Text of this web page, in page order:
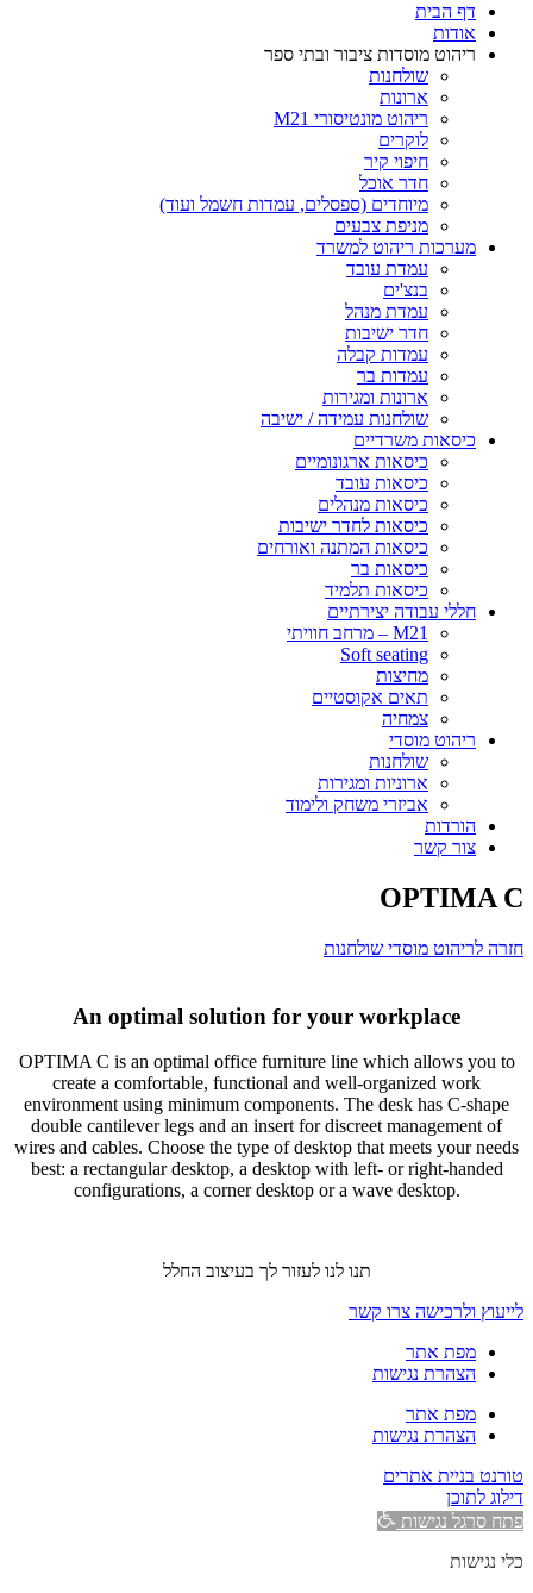
דף הבית
אודות
ריהוט מוסדות ציבור ובתי ספר
שולחנות
ארונות
ריהוט מונטיסורי M21
לוקרים
חיפוי קיר
חדר אוכל
מיוחדים (ספסלים, עמדות חשמל ועוד)
מניפת צבעים
מערכות ריהוט למשרד
עמדת עובד
בנצ'ים
עמדת מנהל
חדר ישיבות
עמדות קבלה
עמדות בר
ארונות ומגירות
שולחנות עמידה / ישיבה
כיסאות משרדיים
כיסאות ארגונומיים
כיסאות עובד
כיסאות מנהלים
כיסאות לחדר ישיבות
כיסאות המתנה ואורחים
כיסאות בר
כיסאות תלמיד
חללי עבודה יצירתיים
M21 – מרחב חוויתי
Soft seating
מחיצות
תאים אקוסטיים
צמחיה
ריהוט מוסדי
שולחנות
ארוניות ומגירות
אביזרי משחק ולימוד
הורדות
צור קשר
OPTIMA C
חזרה לריהוט מוסדי שולחנות
An optimal solution for your workplace
OPTIMA C is an optimal office furniture line which allows you to
create a comfortable, functional and well-organized work
environment using minimum components. The desk has C-shape
double cantilever legs and an insert for discreet management of
wires and cables. Choose the type of desktop that meets your needs
best: a rectangular desktop, a desktop with left- or right-handed
configurations, a corner desktop or a wave desktop.
תנו לנו לעזור לך בעיצוב החלל
לייעוץ ולרכישה צרו קשר
מפת אתר
הצהרת נגישות
מפת אתר
הצהרת נגישות
טורנט בניית אתרים
דילוג לתוכן
פתח סרגל נגישות
כלי נגישות